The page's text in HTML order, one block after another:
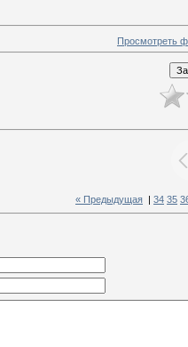
Просмотреть
« Предыдущая 34 35